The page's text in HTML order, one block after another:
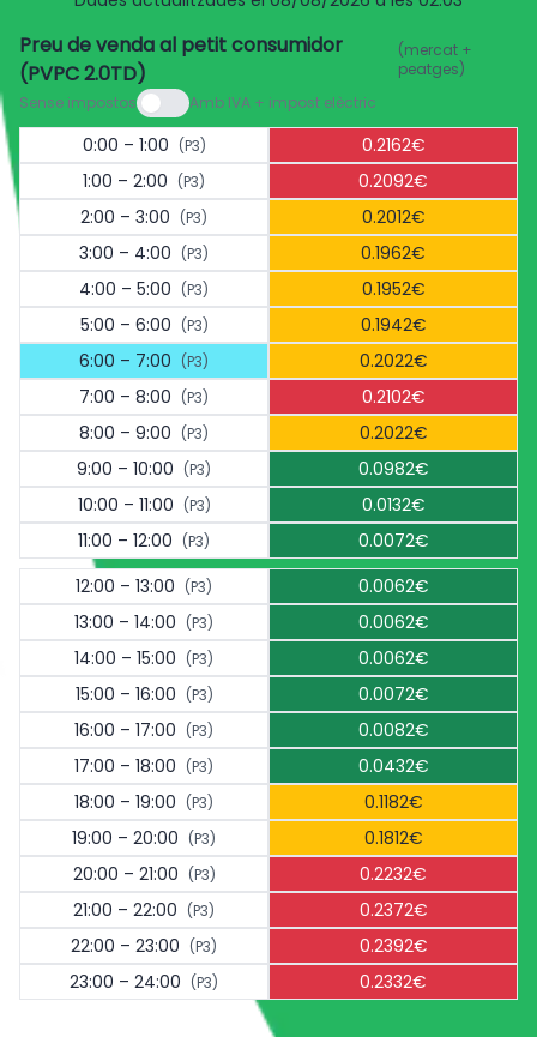
Preu de venda al petit consumidor
(PVPC 2.0TD)
(mercat +
peatges)
Sense impostos
Amb IVA + impost elèctric
0:00 – 1:00 (P3)
0.2162€
1:00 – 2:00 (P3)
0.2092€
2:00 – 3:00 (P3)
0.2012€
3:00 – 4:00 (P3)
0.1962€
4:00 – 5:00 (P3)
0.1952€
5:00 – 6:00 (P3)
0.1942€
6:00 – 7:00 (P3)
0.2022€
7:00 – 8:00 (P3)
0.2102€
8:00 – 9:00 (P3)
0.2022€
9:00 – 10:00 (P3)
0.0982€
10:00 – 11:00 (P3)
0.0132€
11:00 – 12:00 (P3)
0.0072€
12:00 – 13:00 (P3)
0.0062€
13:00 – 14:00 (P3)
0.0062€
14:00 – 15:00 (P3)
0.0062€
15:00 – 16:00 (P3)
0.0072€
16:00 – 17:00 (P3)
0.0082€
17:00 – 18:00 (P3)
0.0432€
18:00 – 19:00 (P3)
0.1182€
19:00 – 20:00 (P3)
0.1812€
20:00 – 21:00 (P3)
0.2232€
21:00 – 22:00 (P3)
0.2372€
22:00 – 23:00 (P3)
0.2392€
23:00 – 24:00 (P3) 0.2332€